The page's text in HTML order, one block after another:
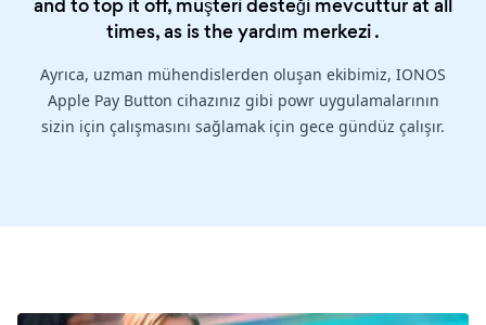
and to top it off, müşteri desteği mevcuttur at all
times, as is theyardım merkezi.
Ayrıca, uzman mühendislerden oluşan ekibimiz, IONOS
Apple Pay Button cihazınız gibi powr uygulamalarının
sizin için çalışmasını sağlamak için gece gündüz çalışır.